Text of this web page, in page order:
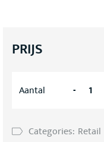
PRIJS
Aantal -
Categories: Retail